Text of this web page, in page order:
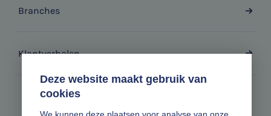
Deze website maakt gebruik van
cookies
Branches
Klantverhalen